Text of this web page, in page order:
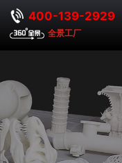
400-139-2929
全景工厂